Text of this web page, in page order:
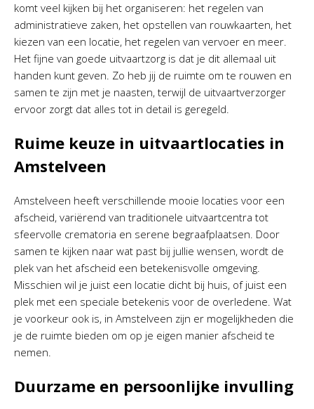
komt veel kijken bij het organiseren: het regelen van
administratieve zaken, het opstellen van rouwkaarten, het
kiezen van een locatie, het regelen van vervoer en meer.
Het fijne van goede uitvaartzorg is dat je dit allemaal uit
handen kunt geven. Zo heb jij de ruimte om te rouwen en
samen te zijn met je naasten, terwijl de uitvaartverzorger
ervoor zorgt dat alles tot in detail is geregeld.
Ruime keuze in uitvaartlocaties in
Amstelveen
Amstelveen heeft verschillende mooie locaties voor een
afscheid, variërend van traditionele uitvaartcentra tot
sfeervolle crematoria en serene begraafplaatsen. Door
samen te kijken naar wat past bij jullie wensen, wordt de
plek van het afscheid een betekenisvolle omgeving.
Misschien wil je juist een locatie dicht bij huis, of juist een
plek met een speciale betekenis voor de overledene. Wat
je voorkeur ook is, in Amstelveen zijn er mogelijkheden die
je de ruimte bieden om op je eigen manier afscheid te
nemen.
Duurzame en persoonlijke invulling